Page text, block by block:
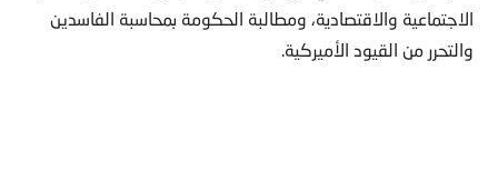
الاجتماعية والاقتصادية، ومطالبة الحكومة بمحاسبة الفاسدين
والتحرر من القيود الأميركية.